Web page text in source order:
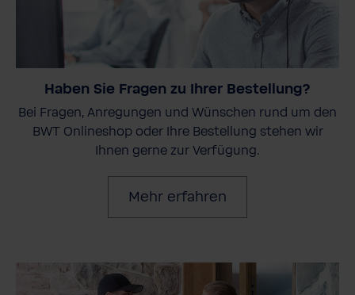
Haben Sie Fragen zu Ihrer Bestellung?
Bei Fragen, Anregungen und Wünschen rund um den
BWT Onlineshop oder Ihre Bestellung stehen wir
Ihnen gerne zur Verfügung.
Mehr erfahren